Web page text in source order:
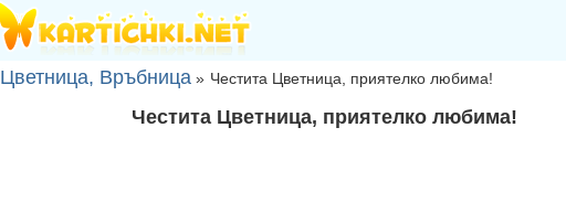
Цветница, Връбница » Честита Цветница, приятелко любима!
Честита Цветница, приятелко любима!